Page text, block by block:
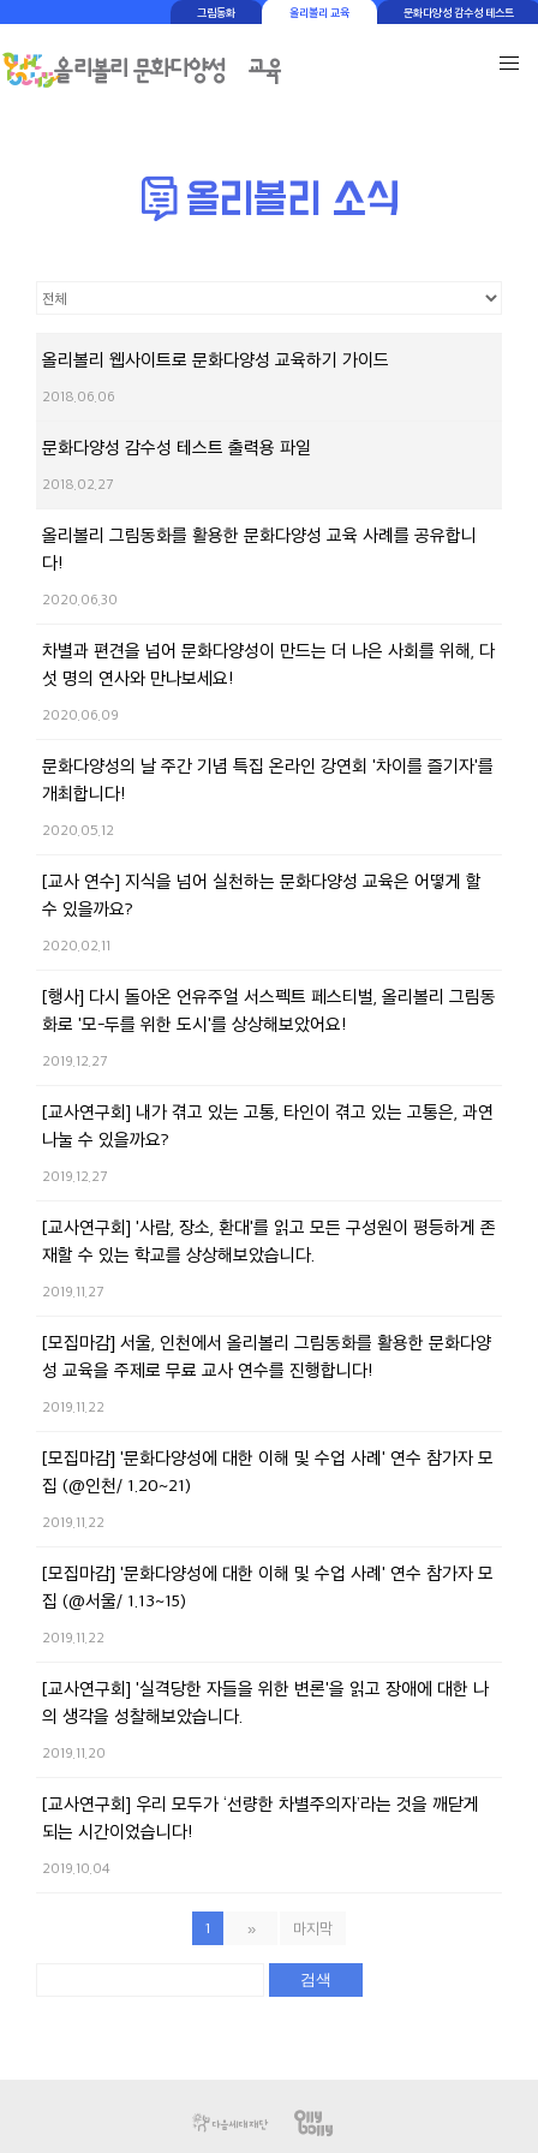
그림동화 올리볼리 교육 문화다양성 감수성 테스트
올리볼리 웹사이트로 문화다양성 교육하기 가이드
2018.06.06
문화다양성 감수성 테스트 출력용 파일
2018.02.27
올리볼리 그림동화를 활용한 문화다양성 교육 사례를 공유합니
다!
2020.06.30
차별과 편견을 넘어 문화다양성이 만드는 더 나은 사회를 위해, 다
섯 명의 연사와 만나보세요!
2020.06.09
문화다양성의 날 주간 기념 특집 온라인 강연회 '차이를 즐기자'를
개최합니다!
2020.05.12
[교사 연수] 지식을 넘어 실천하는 문화다양성 교육은 어떻게 할
수 있을까요?
2020.02.11
[행사] 다시 돌아온 언유주얼 서스펙트 페스티벌, 올리볼리 그림동
화로 '모-두를 위한 도시'를 상상해보았어요!
2019.12.27
[교사연구회] 내가 겪고 있는 고통, 타인이 겪고 있는 고통은, 과연
나눌 수 있을까요?
2019.12.27
[교사연구회] '사람, 장소, 환대'를 읽고 모든 구성원이 평등하게 존
재할 수 있는 학교를 상상해보았습니다.
2019.11.27
[모집마감] 서울, 인천에서 올리볼리 그림동화를 활용한 문화다양
성 교육을 주제로 무료 교사 연수를 진행합니다!
2019.11.22
[모집마감] '문화다양성에 대한 이해 및 수업 사례' 연수 참가자 모
집 (@인천/ 1.20~21)
2019.11.22
[모집마감] '문화다양성에 대한 이해 및 수업 사례' 연수 참가자 모
집 (@서울/ 1.13~15)
2019.11.22
[교사연구회] '실격당한 자들을 위한 변론'을 읽고 장애에 대한 나
의 생각을 성찰해보았습니다.
2019.11.20
[교사연구회] 우리 모두가 ‘선량한 차별주의자’라는 것을 깨닫게
되는 시간이었습니다!
2019.10.04
1 » 마지막
검색